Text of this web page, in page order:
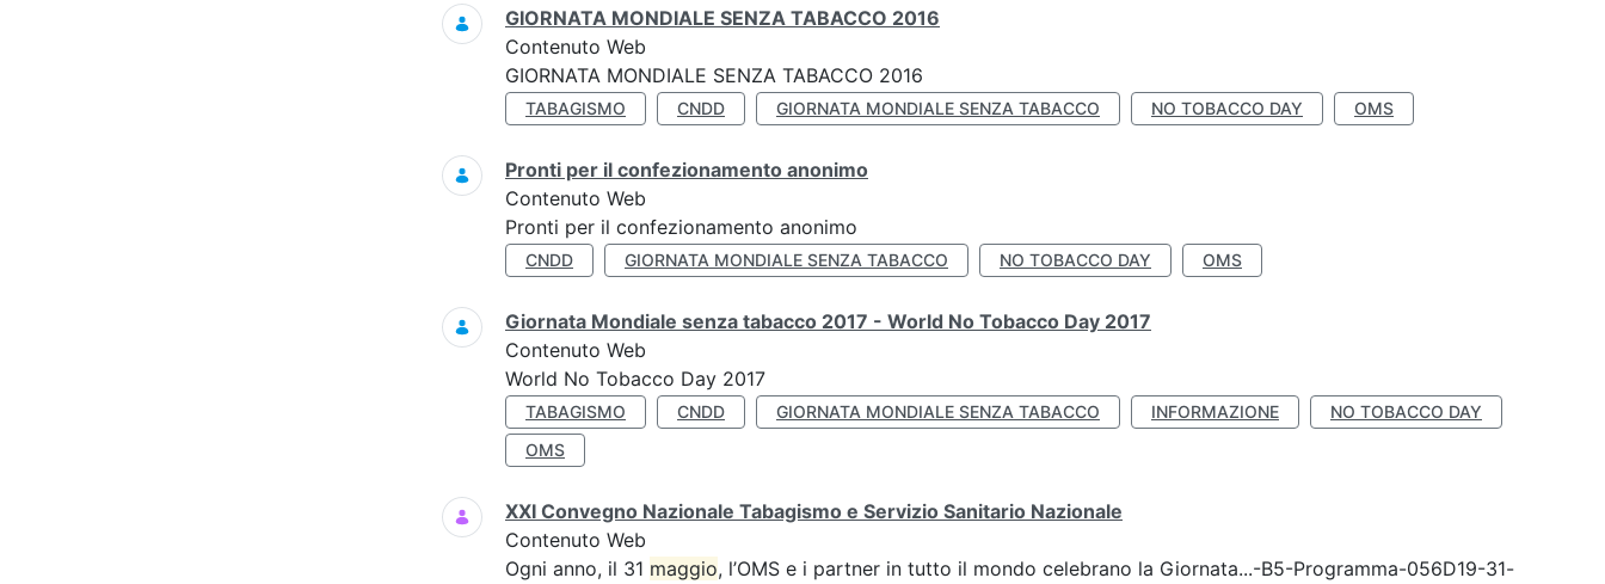
GIORNATA MONDIALE SENZA TABACCO 2016
Contenuto Web
GIORNATA MONDIALE SENZA TABACCO 2016
TABAGISMO CNDD GIORNATA MONDIALE SENZA TABACCO NO TOBACCO DAY OMS
Pronti per il confezionamento anonimo
Contenuto Web
Pronti per il confezionamento anonimo
CNDD GIORNATA MONDIALE SENZA TABACCO NO TOBACCO DAY OMS
Giornata Mondiale senza tabacco 2017 - World No Tobacco Day 2017
Contenuto Web
World No Tobacco Day 2017
TABAGISMO CNDD GIORNATA MONDIALE SENZA TABACCO INFORMAZIONE
NO TOBACCO DAY
OMS
XXI Convegno Nazionale Tabagismo e Servizio Sanitario Nazionale
Contenuto Web
Ogni anno, il 31 maggio, l’OMS e i partner in tutto il mondo celebrano la Giornata...-B5-Programma-056D19-31-